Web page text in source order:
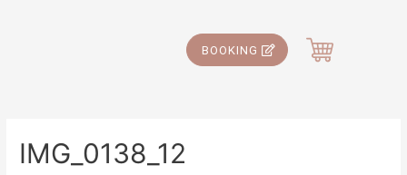
BOOKING
IMG_0138_12